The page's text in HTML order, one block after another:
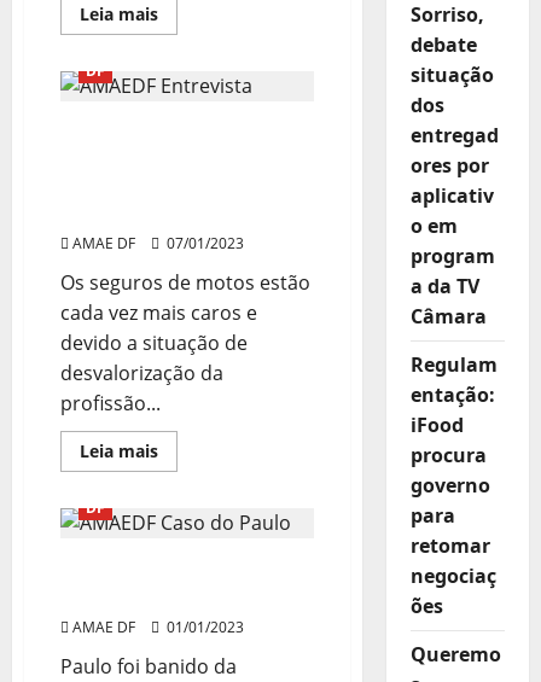
Leia maisRead
more
do
Trabalho
Associação
DF
AMAE DF 07/01/2023
Os seguros de motos estão
cada vez mais caros e
devido a situação de
desvalorização da
profissão...
Leia maisRead
more
de
veículos
de
roubos
motocicletas
Associação
DF
AMAE DF 01/01/2023
Paulo foi banido da
Sorriso,
debate
situação
dos
entregad
ores por
aplicativ
o em
program
a da TV
Câmara
Regulam
entação:
iFood
procura
governo
para
retomar
negociaç
ões
Queremo